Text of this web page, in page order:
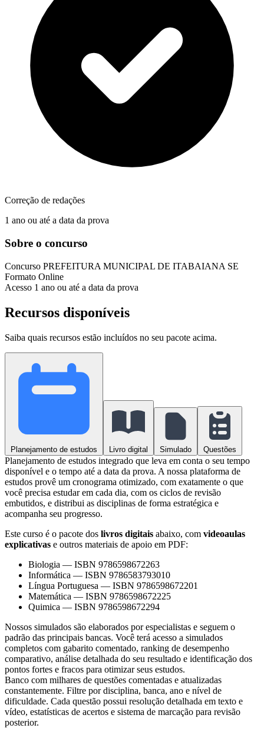
Correção de redações
1 ano ou até a data da prova
Sobre o concurso
Concurso PREFEITURA MUNICIPAL DE ITABAIANA SE
Formato Online
Acesso 1 ano ou até a data da prova
Recursos disponíveis
Saiba quais recursos estão incluídos no seu pacote acima.
Planejamento de estudos Livro digital Simulado Questões
Planejamento de estudos integrado que leva em conta o seu tempo
disponível e o tempo até a data da prova. A nossa plataforma de
estudos provê um cronograma otimizado, com exatamente o que
você precisa estudar em cada dia, com os ciclos de revisão
embutidos, e distribui as disciplinas de forma estratégica e
acompanha seu progresso.
Este curso é o pacote dos livros digitais abaixo, com videoaulas
explicativas e outros materiais de apoio em PDF:
Biologia — ISBN 9786598672263
Informática — ISBN 9786583793010
Língua Portuguesa — ISBN 9786598672201
Matemática — ISBN 9786598672225
Quimica — ISBN 9786598672294
Nossos simulados são elaborados por especialistas e seguem o
padrão das principais bancas. Você terá acesso a simulados
completos com gabarito comentado, ranking de desempenho
comparativo, análise detalhada do seu resultado e identificação dos
pontos fortes e fracos para otimizar seus estudos.
Banco com milhares de questões comentadas e atualizadas
constantemente. Filtre por disciplina, banca, ano e nível de
dificuldade. Cada questão possui resolução detalhada em texto e
vídeo, estatísticas de acertos e sistema de marcação para revisão
posterior.